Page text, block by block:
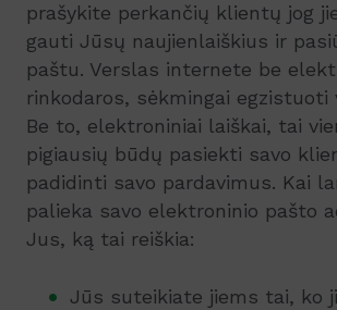
prašykite perkančių klientų jog
gauti Jūsų naujienlaiškius ir
paštu. Verslas internete be
rinkodaros, sėkmingai egzistuoti
Be to, elektroniniai laiškai, tai
pigiausių būdų pasiekti savo
padidinti savo pardavimus. Kai
palieka savo elektroninio pašto
Jus, ką tai reiškia:
Jūs suteikiate jiems tai, ko